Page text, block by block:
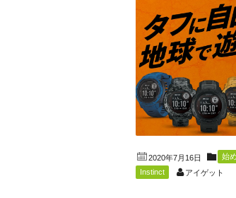
2020年7月16日 始
Instinct
アイゲット